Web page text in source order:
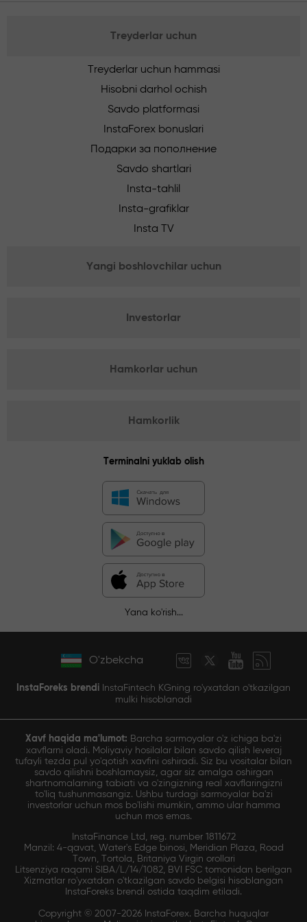
Treyderlar uchun
Treyderlar uchun hammasi
Hisobni darhol ochish
Savdo platformasi
InstaForex bonuslari
Подарки за пополнение
Savdo shartlari
Insta-tahlil
Insta-grafiklar
Insta TV
Yangi boshlovchilar uchun
Investorlar
Hamkorlar uchun
Hamkorlik
Terminalni yuklab olish
Yana ko'rish...
O'zbekcha
InstaForeks brendi InstaFintech KGning ro'yxatdan o'tkazilgan
mulki hisoblanadi
Xavf haqida ma'lumot: Barcha sarmoyalar o'z ichiga ba'zi
xavflarni oladi. Moliyaviy hosilalar bilan savdo qilish leveraj
tufayli tezda pul yo'qotish xavfini oshiradi. Siz bu vositalar bilan
savdo qilishni boshlamaysiz, agar siz amalga oshirgan
shartnomalarning tabiati va o'zingizning real xavflaringizni
to'liq tushunmasangiz. Ushbu turdagi sarmoyalar ba'zi
investorlar uchun mos bo'lishi mumkin, ammo ular hamma
uchun mos emas.
InstaFinance Ltd, reg. number 1811672
Manzil: 4-qavat, Water's Edge binosi, Meridian Plaza, Road
Town, Tortola, Britaniya Virgin orollari
Litsenziya raqami SIBA/L/14/1082, BVI FSC tomonidan berilgan
Xizmatlar ro'yxatdan o'tkazilgan savdo belgisi hisoblangan
InstaForeks brendi ostida taqdim etiladi.
Copyright © 2007-2026 InstaForex. Barcha huquqlar